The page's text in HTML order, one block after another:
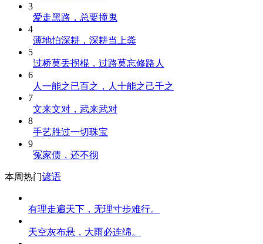
3
爱走黑路，总要撞鬼
4
薄地怕深耕，深耕当上粪
5
过桥莫丢拐棍，过路莫忘修路人
6
人一能之已百之，人十能之己千之
7
文来文对，武来武对
8
手艺胜过一切珠宝
9
冤家债，还不彻
本周热门谚语
有理走遍天下，无理寸步难行。
天空灰布悬，大雨必连绵。